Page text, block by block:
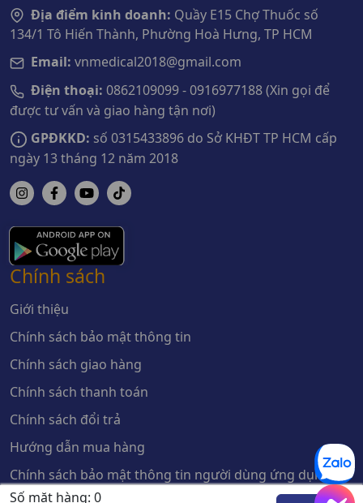
Số mặt hàng: 0
Địa điểm kinh doanh: Quầy E15 Chợ Thuốc số
134/1 Tô Hiến Thành, Phường Hoà Hưng, TP HCM
Email: vnmedical2018@gmail.com
Điện thoại: 0862109099 - 0916977188 (Xin gọi để
được tư vấn và giao hàng tận nơi)
GPĐKKD: số 0315433896 do Sở KHĐT TP HCM cấp
ngày 13 tháng 12 năm 2018
Chính sách
Giới thiệu
Chính sách bảo mật thông tin
Chính sách giao hàng
Chính sách thanh toán
Chính sách đổi trả
Hướng dẫn mua hàng
Chính sách bảo mật thông tin người dùng ứng dụng